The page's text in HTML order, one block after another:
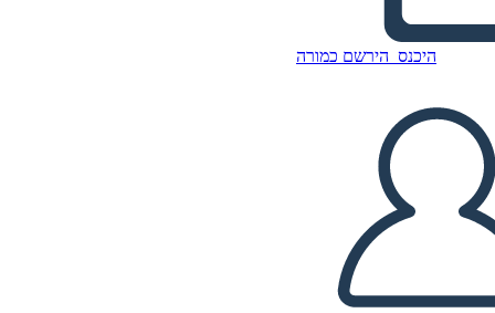
היכנס הירשם כמורה
Figuras Destacadas del
Movimiento de Derechos